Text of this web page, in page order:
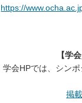
https://
【学
学会HPでは、シン
掲